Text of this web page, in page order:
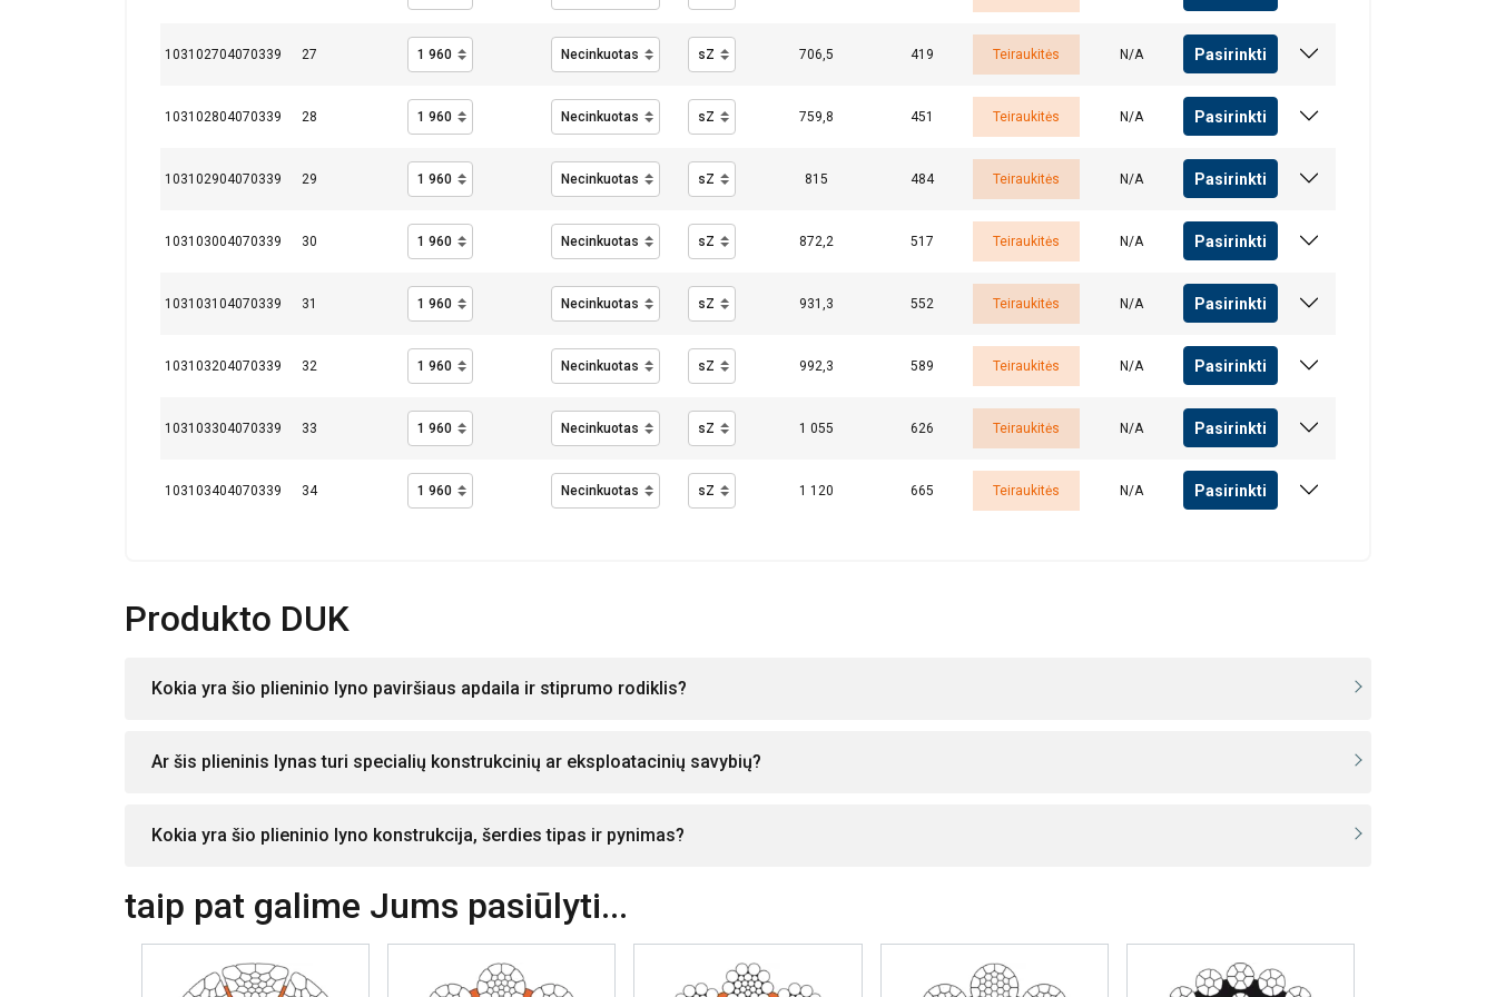
103102704070339 27 706,5 419 Teiraukitės N/A Pasirinkti
103102804070339 28 759,8 451 Teiraukitės N/A Pasirinkti
103102904070339 29 815 484 Teiraukitės N/A Pasirinkti
103103004070339 30 872,2 517 Teiraukitės N/A Pasirinkti
103103104070339 31 931,3 552 Teiraukitės N/A Pasirinkti
103103204070339 32 992,3 589 Teiraukitės N/A Pasirinkti
103103304070339 33 1 055 626 Teiraukitės N/A Pasirinkti
103103404070339 34 1 120 665 Teiraukitės N/A Pasirinkti
Produkto DUK
Kokia yra šio plieninio lyno paviršiaus apdaila ir stiprumo rodiklis?
Ar šis plieninis lynas turi specialių konstrukcinių ar eksploatacinių savybių?
Kokia yra šio plieninio lyno konstrukcija, šerdies tipas ir pynimas?
taip pat galime Jums pasiūlyti...